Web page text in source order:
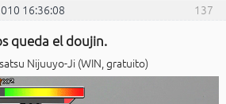
137
16:36:08
queda el doujin.
Nijuuyo-Ji (WIN, gratuito)